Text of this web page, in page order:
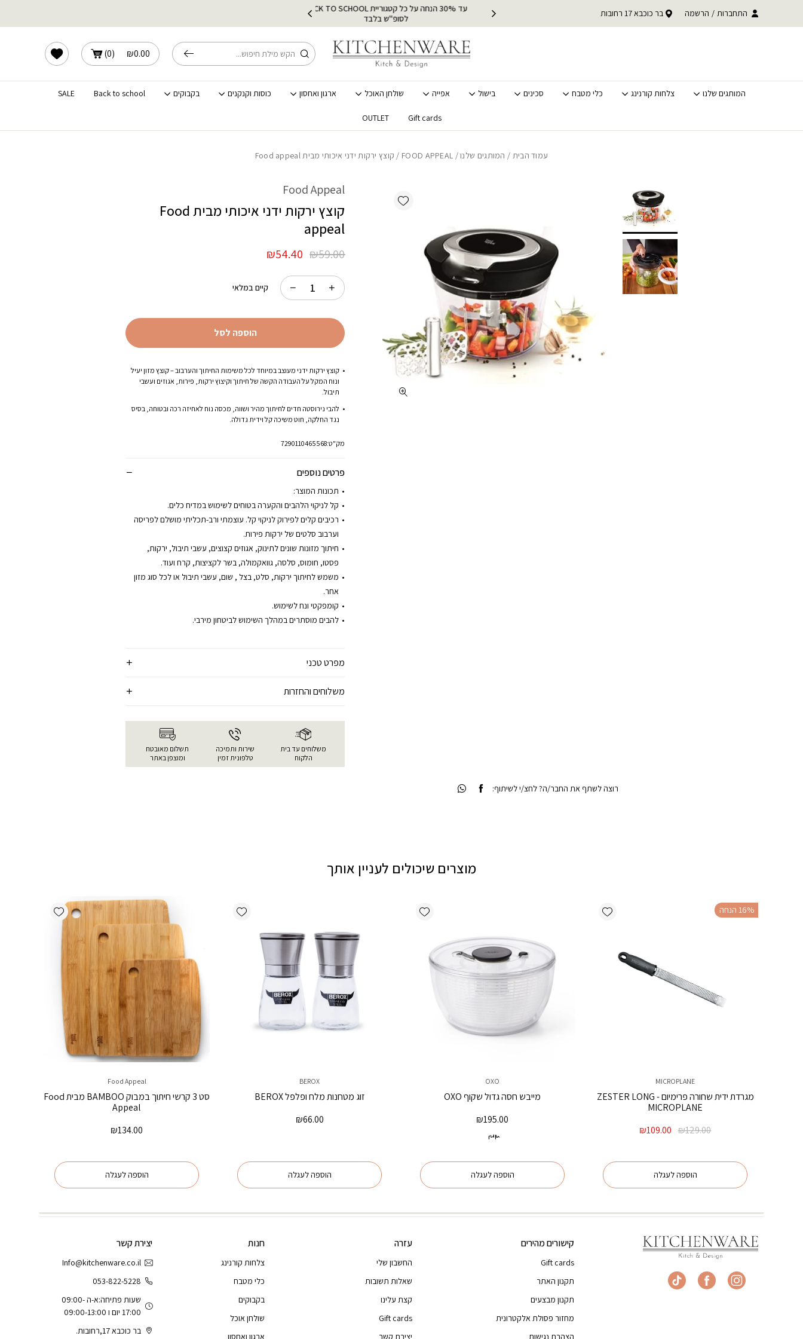
עד 30% הנחה על כל קטגוריית BACK TO SCHOOL
לסופ"ש בלבד
משלוחים מהירים לכל הארץ
עד 30% הנחה על כל קטגוריית BACK TO SCHOOL
לסופ"ש בלבד
התחברות / הרשמה בר כוכבא 17 רחובות
חיפוש ₪0.00
(
0
)
המותגים שלנו צלחות קורנינג כלי מטבח סכינים בישול אפייה שולחן האוכל ארגון ואחסון כוסות וקנקנים בקבוקים Back to school
SALE
Gift cards
OUTLET
עמוד הבית / המותגים שלנו/
FOOD APPEAL / קוצץ ירקות ידני איכותי מבית Food appeal
Food Appeal
קוצץ ירקות ידני איכותי מבית Food
appeal
₪59.00
המחיר
היה:
₪59.00.
₪54.40 המחיר
הוא:
קוצץ ירקות ידני מעוצב במיוחד לכל משימות החיתוך והערבוב – קוצץ מזון יעיל
ונוח המקל על העבודה הקשה של חיתוך וקיצוץ ירקות, פירות, אגוזים ועשבי
תיבול.
להבי נירוסטה חדים לחיתוך מהיר ושווה, מכסה נוח לאחיזה רכה ובטוחה, בסיס
נגד החלקה, חוט משיכה קל וידית גדולה.
מק"ט:7290110465568
כמות קוצץ ירקות ידני איכותי מבית Food appeal
קיים במלאי
הוספה לסל
פרטים נוספים
תכונות המוצר:
קל לניקוי הלהבים והקערה בטוחים לשימוש במדיח כלים.
רכיבים קלים לפירוק לניקוי קל. עוצמתי ורב-תכליתי מושלם לפריסה
וערבוב סלטים של ירקות פירות.
חיתוך מזונות שונים לתינוק, אגוזים קצוצים, עשבי תיבול, ירקות,
פסטו, חומוס, סלסה, גוואקמולה, בשר לקציצות, קרח ועוד.
משמש לחיתוך ירקות, סלט, בצל , שום, עשבי תיבול או לכל סוג מזון
אחר.
קומפקטי ונח לשימוש.
להבים מוסתרים במהלך השימוש לביטחון מירבי.
מפרט טכני
משלוחים והחזרות
משלוחים עד בית
הלקוח
שירות ותמיכה
טלפונית זמין
תשלום מאובטח
ומוצפן באתר
Add wishlist
רוצה לשתף את החבר/ה? לחצ/י לשיתוף:
מוצרים שיכולים לעניין אותך
Add wishlist ‫16% הנחה
MICROPLANE
מגרדת ידית שחורה פרימיום ZESTER LONG -
MICROPLANE
₪129.00
המחיר
₪129.00.
₪109.00
₪109.00.
הוספה לעגלה
Add wishlist
OXO
מייבש חסה גדול שקוף OXO
₪195.00
גודל קטן
הוספה לעגלה
Add wishlist
BEROX
זוג מטחנות מלח ופלפל BEROX
₪66.00
הוספה לעגלה
Add wishlist
Food Appeal
סט 3 קרשי חיתוך במבוק BAMBOO מבית Food
Appeal
₪134.00
הוספה לעגלה
קישורים מהירים
Gift cards
תקנון האתר
תקנון מבצעים
מחזור פסולת אלקטרונית
עזרה
החשבון שלי
שאלות תשובות
קצת עלינו
Gift cards
חנות
צלחות קורנינג
כלי מטבח
בקבוקים
שולחן אוכל
יצירת קשר
Info@kitchenware.co.il
053-822-5228
שעות פתיחה:א-ה 09:00-
17:00 יום ו 09:00-13:00
בר כוכבא 17,רחובות.